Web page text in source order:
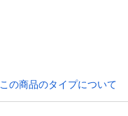
この商品のタイプについて